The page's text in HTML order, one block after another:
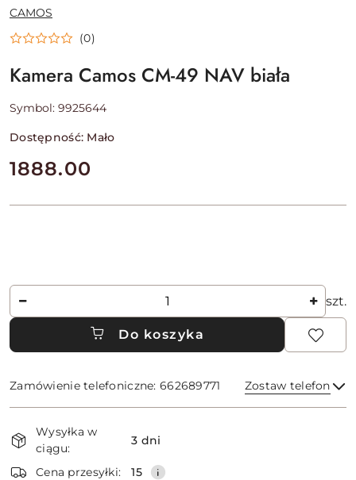
NAZWA
PRODUCENTA:
CAMOS
(0)
Kamera Camos CM-49 NAV biała
Symbol: 9925644
Dostępność: Mało
cena:
1888.00
szt.
Do koszyka
Zamówienie telefoniczne: 662689771 Zostaw telefon
i
dostawa
Wysyłka w
ciągu:
3 dni
Cena przesyłki: 15